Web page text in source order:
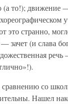
то!); движение
это странно,
(и слава
речь
со
Нашел